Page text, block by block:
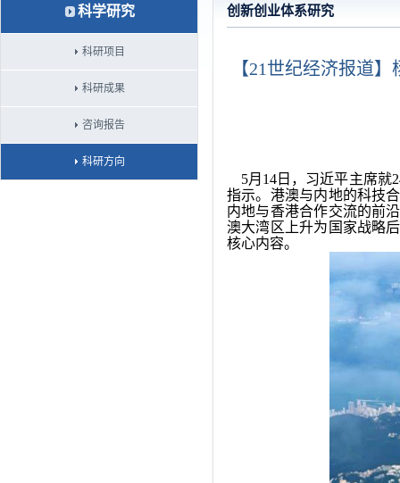
科学研究
科研项目
科研成果
咨询报告
科研方向
创新创业体系研究
【21世纪经济报道
5月14日，习近平主席就
指示。港澳与内地的科技
内地与香港合作交流的前
澳大湾区上升为国家战略
核心内容。